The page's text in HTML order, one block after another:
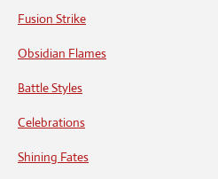
Fusion Strike
Obsidian Flames
Battle Styles
Celebrations
Shining Fates